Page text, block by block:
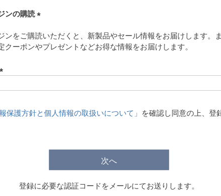
ンの購読
必
須
ンをご購読いただくと、新製品やセール情報をお届けします。
クーポンやプレゼントなどお得な情報をお届けします。
)
保護方針と個人情報の取扱いについて」
を確認し同意の上、登
次へ
登録に必要な認証コードをメールにてお送りします。